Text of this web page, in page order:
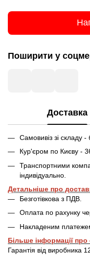
Поширити у
Доставка
Самовивіз зі складу -
Кур'єром по Києву -
Транспортними
індивідуально.
Детальніше про
Безготівкова з ПДВ.
Оплата по рахунку
Накладеним
Більше інформації про
Гарантія від виробника